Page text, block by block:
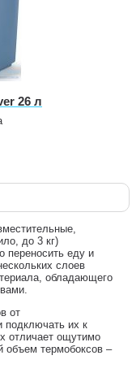
до 3 кг)
переносить еду и
слоев
обладающего
от
подключать их к
отличает ощутимо
объем термобоксов –
26 л